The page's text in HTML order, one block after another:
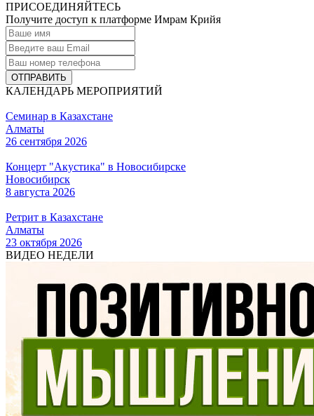
ПРИСОЕДИНЯЙТЕСЬ
Получите доступ к платформе Имрам Крийя
ОТПРАВИТЬ
КАЛЕНДАРЬ МЕРОПРИЯТИЙ
Семинар в Казахстане
Алматы
26 сентября 2026
Концерт "Акустика" в Новосибирске
Новосибирск
8 августа 2026
Ретрит в Казахстане
Алматы
23 октября 2026
ВИДЕО НЕДЕЛИ